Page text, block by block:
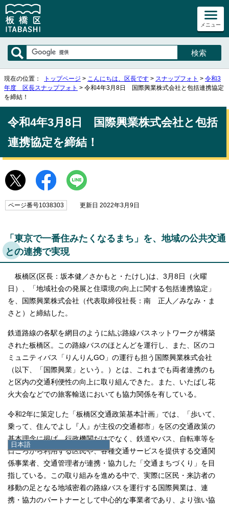
メニュー
日本語
日本語
English
한국어
简体中文
繁體中文
現在の位置： トップページ > こんにちは、区長です > スナップフォト > 令和3
年度 区長スナップフォト > 令和4年3月8日 国際興業株式会社と包括連携協定
を締結！
令和4年3月8日 国際興業株式会社と包括
連携協定を締結！
ページ番号1038303 更新日 2022年3月9日
「東京で一番住みたくなるまち」を、地域の公共交通
との連携で実現
板橋区(区長：坂本健／さかもと・たけし)は、3月8日（火曜
日）、「地域社会の発展と住環境の向上に関する包括連携協定」
を、国際興業株式会社（代表取締役社長：南 正人／みなみ・ま
さと）と締結した。
鉄道路線の各駅を網目のように結ぶ路線バスネットワークが構築
された板橋区。この路線バスのほとんどを運行し、また、区のコ
ミュニティバス「りんりんGO」の運行も担う国際興業株式会社
（以下、「国際興業」という。）とは、これまでも両者連携のも
と区内の交通利便性の向上に取り組んできた。また、いたばし花
火大会などでの旅客輸送においても協力関係を有している。
令和2年に策定した「板橋区交通政策基本計画」では、「歩いて、
乗って、住んでよし『人』が主役の交通都市」を区の交通政策の
基本理念に掲げ、行政機関だけでなく、鉄道やバス、自転車等を
日ごろから利用する区民や、各種交通サービスを提供する交通関
係事業者、交通管理者が連携・協力した「交通まちづくり」を目
指している。この取り組みを進める中で、実際に区民・来訪者の
移動の足となる地域密着の路線バスを運行する国際興業は、連
携・協力のパートナーとして中心的な事業者であり、より強い協